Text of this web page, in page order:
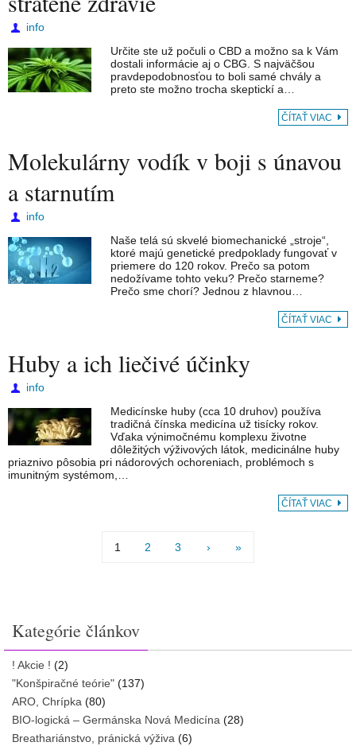
info
Určite ste už počuli o CBD a možno sa k Vám
dostali informácie aj o CBG. S najväčšou
pravdepodobnosťou to boli samé chvály a
preto ste možno trocha skeptickí a…
ČÍTAŤ VIAC
Molekulárny vodík v boji s únavou
a starnutím
info
Naše telá sú skvelé biomechanické „stroje“,
ktoré majú genetické predpoklady fungovať v
priemere do 120 rokov. Prečo sa potom
nedožívame tohto veku? Prečo starneme?
Prečo sme chorí? Jednou z hlavnou…
ČÍTAŤ VIAC
Huby a ich liečivé účinky
info
Medicínske huby (cca 10 druhov) používa
tradičná čínska medicína už tisícky rokov.
Vďaka výnimočnému komplexu životne
dôležitých výživových látok, medicinálne huby
priaznivo pôsobia pri nádorových ochoreniach, problémoch s
imunitným systémom,…
ČÍTAŤ VIAC
1 2 3 › »
Kategórie článkov
! Akcie ! (2)
"Konšpiračné teórie" (137)
ARO, Chrípka (80)
BIO-logická – Germánska Nová Medicína (28)
Breathariánstvo, pránická výživa (6)